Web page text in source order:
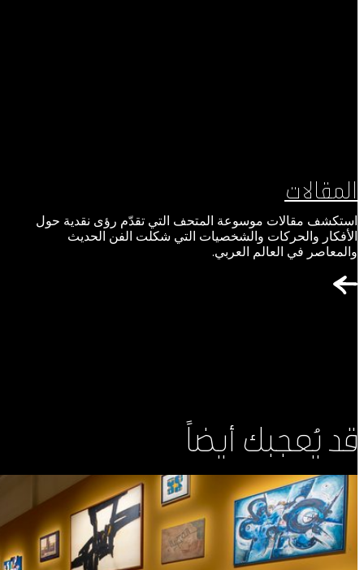
المقالات
استكشف مقالات موسوعة المتحف التي تقدّم رؤى نقدية حول
الأفكار والحركات والشخصيات التي شكلت الفن الحديث
والمعاصر في العالم العربي.
قد يُعجبك أيضاً